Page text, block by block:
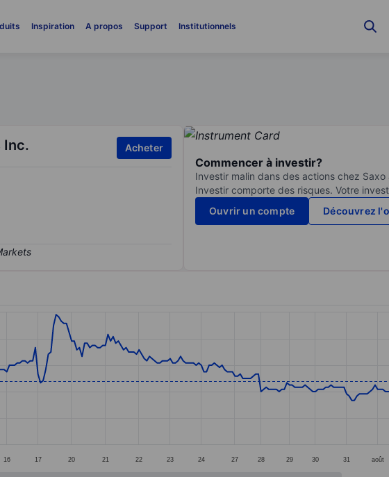
Inspiration A propos Support Institutionnels
Inc.
Acheter
Commencer à investir?
Investir malin dans des actions chez
Investir comporte des risques. Votre
Ouvrir un compte
Découvrez
Data ranges from 0.47 to 0.95.
16 17 20 21 22 23 24 27 28 29 30 31 août